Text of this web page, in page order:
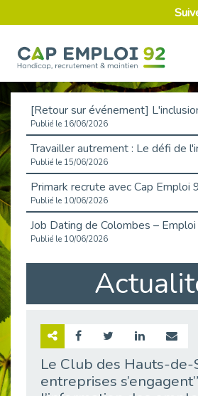
Publié le 16/06/2026
Publié le 15/06/2026
Publié le 10/06/2026
Publié le 10/06/2026
Publié le 09/06/2026
Publié le 02/06/2026
Le Club des Hauts-de-
entreprises